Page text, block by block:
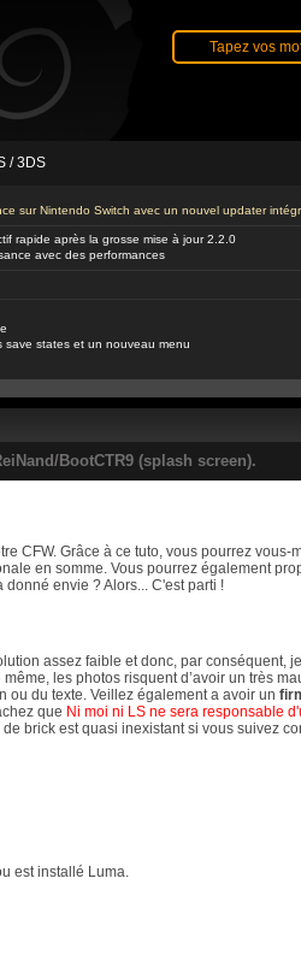
/ 3DS
sur Nintendo Switch avec un nouvel updater
rapide après la grosse mise à jour 2.2.0
avec des performances
save states et un nouveau menu
BootCTR9 (splash screen).
CFW. Grâce à ce tuto, vous pourrez vous-
en somme. Vous pourrez également
envie ? Alors... C'est parti !
assez faible et donc, par conséquent,
les photos risquent d’avoir un très
ou du texte. Veillez également a avoir un
que Ni moi ni LS ne sera responsable
brick est quasi inexistant si vous suivez
est installé Luma.